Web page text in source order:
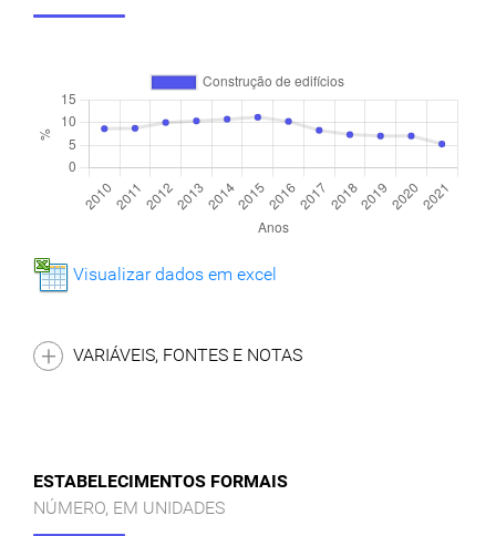
Visualizar dados em excel
VARIÁVEIS, FONTES E NOTAS
ESTABELECIMENTOS FORMAIS
NÚMERO, EM UNIDADES